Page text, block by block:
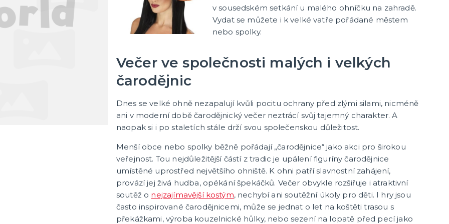
deskové hry
- pro děti i dospělé
hry - pro dva a více
deskové hry pro dva
hry pro dospělé
hry
a karetní hry pro děti
hry na postřeh!
deskové hry
v sousedském setkání u malého ohníčku na zahradě.
Vydat se můžete i k velké vatře pořádané městem
nebo spolky.
Večer ve společnosti malých i velkých
čarodějnic
Dnes se velké ohně nezapalují kvůli pocitu ochrany před zlými silami, nicméně
ani v moderní době čarodějnický večer neztrácí svůj tajemný charakter. A
naopak si i po staletích stále drží svou společenskou důležitost.
Menší obce nebo spolky běžně pořádají „čarodějnice“ jako akci pro širokou
veřejnost. Tou nejdůležitější částí z tradic je upálení figuríny čarodějnice
umístěné uprostřed největšího ohniště. K ohni patří slavnostní zahájení,
provází jej živá hudba, opékání špekáčků. Večer obvykle rozšiřuje i atraktivní
soutěž o nejzajímavější kostým, nechybí ani soutěžní úkoly pro děti. I hry jsou
často inspirované čarodějnicemi, může se jednat o let na koštěti trasou s
překážkami, výroba kouzelnické hůlky, nebo sezení na lopatě před pecí jako